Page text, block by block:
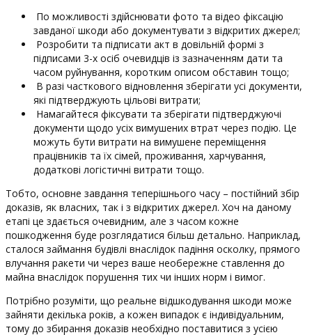
По можливості здійснювати фото та відео фіксацію
завданої шкоди або документувати з відкритих джерел;
Розробити та підписати акт в довільній формі з
підписами 3-х осіб очевидців із зазначенням дати та
часом руйнування, коротким описом обставин тощо;
В разі часткового відновлення зберігати усі документи,
які підтверджують цільові витрати;
Намагайтеся фіксувати та зберігати підтверджуючі
документи щодо усіх вимушених втрат через подію. Це
можуть бути витрати на вимушене переміщення
працівників та їх сімей, проживання, харчування,
додаткові логістичні витрати тощо.
Тобто, основне завдання теперішнього часу – постійний збір
доказів, як власних, так і з відкритих джерел. Хоч на даному
етапі це здається очевидним, але з часом кожне
пошкодження буде розглядатися більш детально. Наприклад,
сталося займання будівлі внаслідок падіння осколку, прямого
влучання ракети чи через ваше необережне ставлення до
майна внаслідок порушення тих чи інших норм і вимог.
Потрібно розуміти, що реальне відшкодування шкоди може
зайняти декілька років, а кожен випадок є індивідуальним,
тому до збирання доказів необхідно поставитися з усією